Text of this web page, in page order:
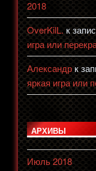
2018
OverKilL.к
игра или
Александрк
яркая игра или
АРХИВЫ
Июль 2018